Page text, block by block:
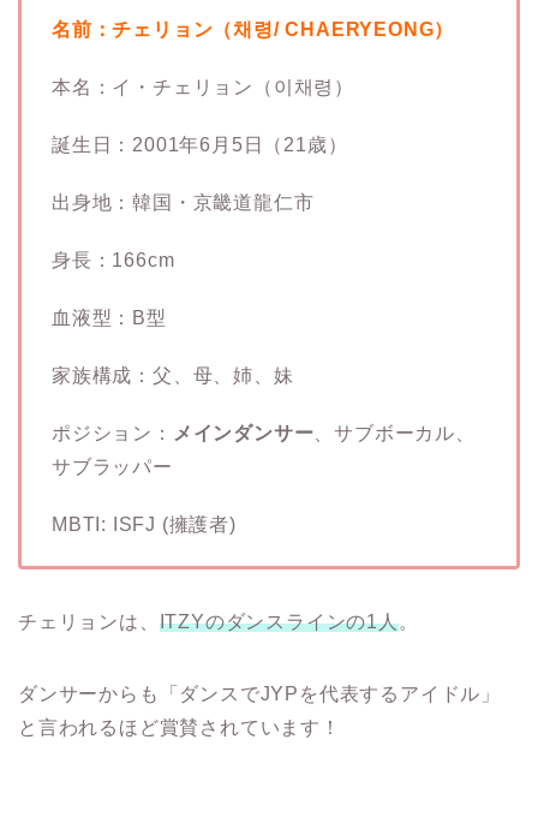
名前：チェリョン（채령/ CHAERYEONG）
本名：イ・チェリョン（이채령）
誕生日：2001年6月5日（21歳）
出身地：韓国・京畿道龍仁市
身長：166cm
血液型：B型
家族構成：父、母、姉、妹
ポジション： メインダンサー 、サブボーカル、
サブラッパー
MBTI: ISFJ (擁護者)
チェリョンは、 ITZYのダンスラインの1人。
ダンサーからも「ダンスでJYPを代表するアイドル」
と言われるほど賞賛されています！